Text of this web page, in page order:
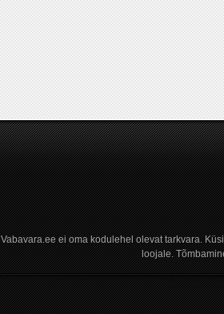
Vabavara.ee ei oma kodulehel olevat tarkvara.
loojale.